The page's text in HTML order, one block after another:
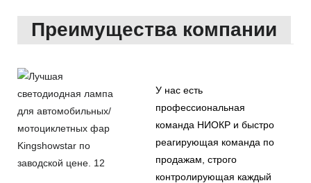
Преимущества компании
У нас есть
профессиональная
команда НИОКР и быстро
реагирующая команда по
продажам, строго
контролирующая каждый